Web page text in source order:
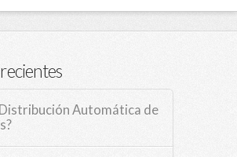
Distribución Automática de